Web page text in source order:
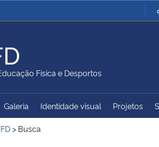
Ministério da Justiça e
Ministério da Defesa
Ministério da Educação
Ministério do Turismo
Ministério do
Física e Desportos
Sítio
Galeria Identidade visual Projetos
> Busca